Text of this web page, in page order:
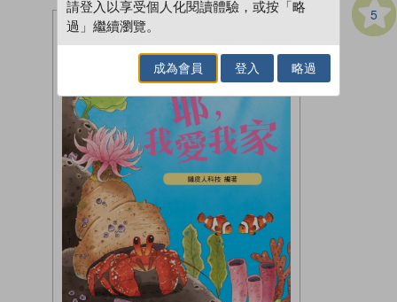
5
請登入以享受個人化閱讀體驗，或按「略
過」繼續瀏覽。
成為會員 登入 略過